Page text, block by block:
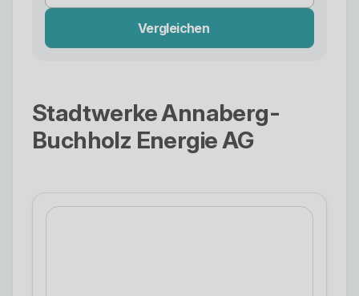
Vergleichen
Stadtwerke Annaberg-
Buchholz Energie AG